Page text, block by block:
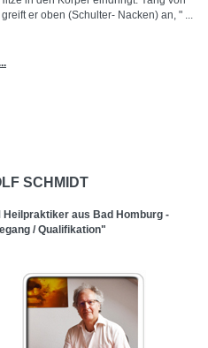
greift er oben (Schulter- Nacken) an, " ...
SCHMIDT
Heilpraktiker aus Bad Homburg -
/ Qualifikation"